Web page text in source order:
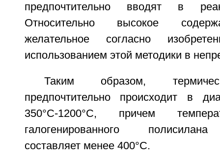
предпочтительно вводят в
Относительно высокое
желательное согласно
использованием этой методики в
Таким образом,
предпочтительно происходит в
350°C-1200°C, причем
галогенированного
составляет менее 400°C.